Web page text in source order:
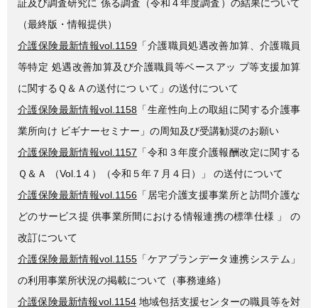
証及び調査研究に 係る調査（令和４年度調査）の結果について
（最終版・情報提供）
介護保険最新情報vol.1159 「介護職員処遇改善加算、介護職員
等特定 処遇改善加算及び介護職員等ベースアッ プ等支援加算
に関するＱ＆Ａの送付につ いて」の送付について
介護保険最新情報vol.1158 「生産性向上の取組に関する介護事
業所向け ビギナーセミナー」の周知及び受講勧奨のお願い
介護保険最新情報vol.1157 「令和３年度介護報酬改定に関する
Ｑ＆Ａ （Vol.1４）（令和５年７月４日）」 の送付について
介護保険最新情報vol.1156 「居宅介護支援事業所と訪問介護な
どのサービス提 供事業所間における情報連携の標準仕様 」 の
改訂について
介護保険最新情報vol.1155 「ケアプランデータ連携システム」
の利用事業所状況の掲載について（事務連絡）
介護保険最新情報vol.1154地域包括支援センターの職員等を対